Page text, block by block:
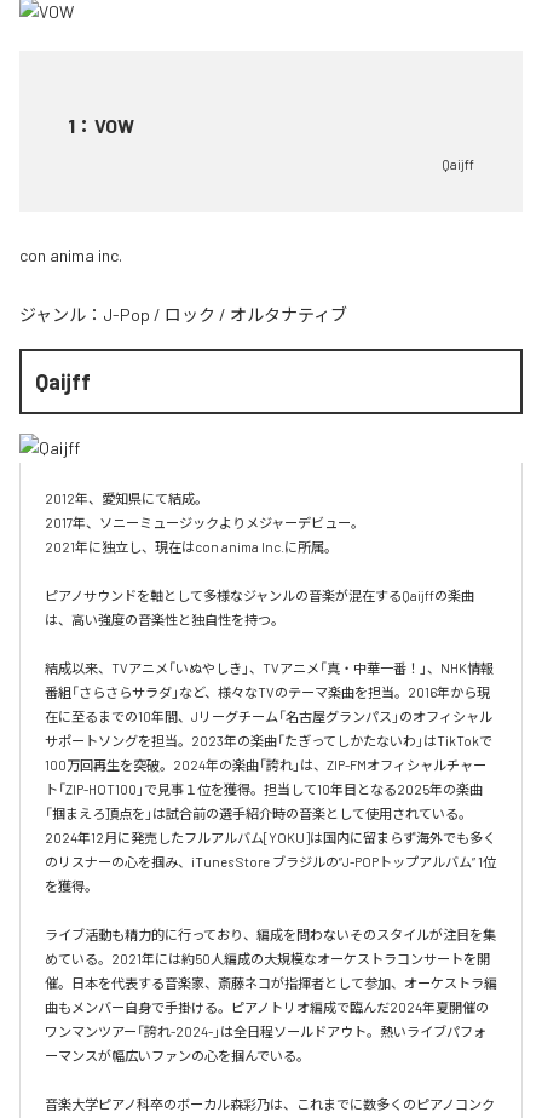
1 ： VOW
Qaijff
con anima inc.
ジャンル： J-Pop / ロック / オルタナティブ
Qaijff
2012年、愛知県にて結成。
2017年、ソニーミュージックよりメジャーデビュー。
2021年に独立し、現在はcon anima Inc.に所属。
ピアノサウンドを軸として多様なジャンルの音楽が混在するQaijffの楽曲
は、高い強度の音楽性と独自性を持つ。
結成以来、TVアニメ「いぬやしき」、TVアニメ「真・中華一番！」、NHK情報
番組「さらさらサラダ」など、様々なTVのテーマ楽曲を担当。2016年から現
在に至るまでの10年間、Jリーグチーム「名古屋グランパス」のオフィシャル
サポートソングを担当。2023年の楽曲「たぎってしかたないわ」はTikTokで
100万回再生を突破。2024年の楽曲「誇れ」は、ZIP-FMオフィシャルチャー
ト「ZIP-HOT100」で見事１位を獲得。担当して10年目となる2025年の楽曲
「掴まえろ頂点を」は試合前の選手紹介時の音楽として使用されている。
2024年12月に発売したフルアルバム[YOKU]は国内に留まらず海外でも多く
のリスナーの心を掴み、iTunes Store ブラジルの”J-POPトップアルバム” 1位
を獲得。
ライブ活動も精力的に行っており、編成を問わないそのスタイルが注目を集
めている。2021年には約50人編成の大規模なオーケストラコンサートを開
催。日本を代表する音楽家、斎藤ネコが指揮者として参加、オーケストラ編
曲もメンバー自身で手掛ける。ピアノトリオ編成で臨んだ2024年夏開催の
ワンマンツアー「誇れ-2024-」は全日程ソールドアウト。熱いライブパフォ
ーマンスが幅広いファンの心を掴んでいる。
音楽大学ピアノ科卒のボーカル森彩乃は、これまでに数多くのピアノコンク